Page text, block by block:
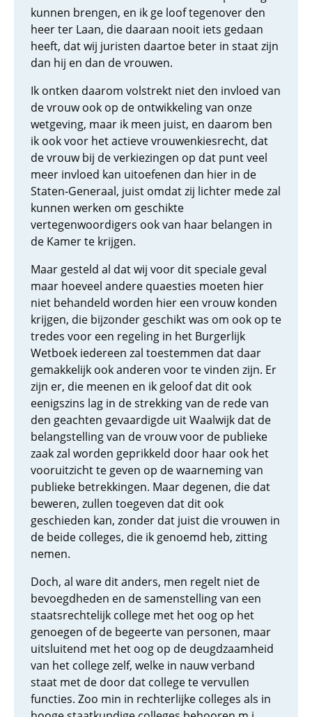
kunnen brengen, en ik ge loof tegenover den
heer ter Laan, die daaraan nooit iets gedaan
heeft, dat wij juristen daartoe beter in staat zijn
dan hij en dan de vrouwen.
Ik ontken daarom volstrekt niet den invloed van
de vrouw ook op de ontwikkeling van onze
wetgeving, maar ik meen juist, en daarom ben
ik ook voor het actieve vrouwenkiesrecht, dat
de vrouw bij de verkiezingen op dat punt veel
meer invloed kan uitoefenen dan hier in de
Staten-Generaal, juist omdat zij lichter mede zal
kunnen werken om geschikte
vertegenwoordigers ook van haar belangen in
de Kamer te krijgen.
Maar gesteld al dat wij voor dit speciale geval
maar hoeveel andere quaesties moeten hier
niet behandeld worden hier een vrouw konden
krijgen, die bijzonder geschikt was om ook op te
tredes voor een regeling in het Burgerlijk
Wetboek iedereen zal toestemmen dat daar
gemakkelijk ook anderen voor te vinden zijn. Er
zijn er, die meenen en ik geloof dat dit ook
eenigszins lag in de strekking van de rede van
den geachten gevaardigde uit Waalwijk dat de
belangstelling van de vrouw voor de publieke
zaak zal worden geprikkeld door haar ook het
vooruitzicht te geven op de waarneming van
publieke betrekkingen. Maar degenen, die dat
beweren, zullen toegeven dat dit ook
geschieden kan, zonder dat juist die vrouwen in
de beide colleges, die ik genoemd heb, zitting
nemen.
Doch, al ware dit anders, men regelt niet de
bevoegdheden en de samenstelling van een
staatsrechtelijk college met het oog op het
genoegen of de begeerte van personen, maar
uitsluitend met het oog op de deugdzaamheid
van het college zelf, welke in nauw verband
staat met de door dat college te vervullen
functies. Zoo min in rechterlijke colleges als in